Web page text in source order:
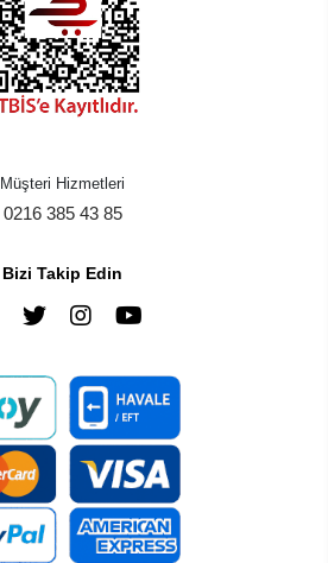
Müşteri Hizmetleri
0216 385 43 85
Bizi Takip Edin